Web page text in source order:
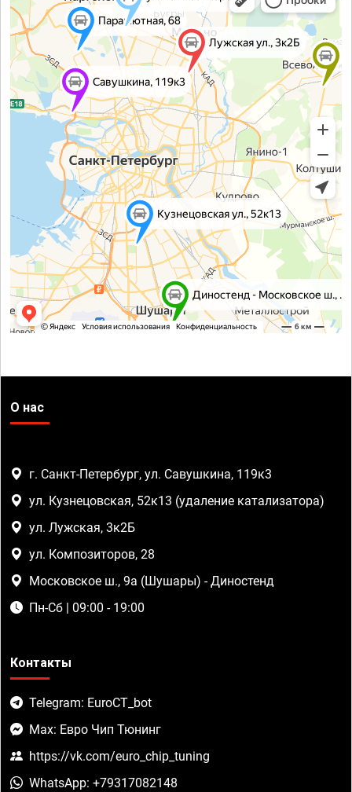
О нас
г. Санкт-Петербург, ул. Савушкина, 119к3
ул. Кузнецовская, 52к13 (удаление катализатора)
ул. Лужская, 3к2Б
ул. Композиторов, 28
Московское ш., 9а (Шушары) - Диностенд
Пн-Сб | 09:00 - 19:00
Контакты
Telegram: EuroCT_bot
Max: Евро Чип Тюнинг
https://vk.com/euro_chip_tuning
WhatsApp: +79317082148